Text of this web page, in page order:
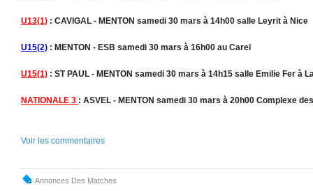
U13(1) : CAVIGAL - MENTON samedi 30 mars à 14h00 salle Leyrit à Nice
U15(2) : MENTON - ESB samedi 30 mars à 16h00 au Careï
U15(1) : ST PAUL - MENTON samedi 30 mars à 14h15 salle Emilie Fer à
NATIONALE 3 : ASVEL - MENTON samedi 30 mars à 20h00 Complexe
Voir les commentaires
Annonces Des Matches